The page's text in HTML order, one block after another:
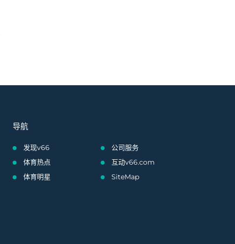
导航
发现v66
体育热点
体育明星
公司服务
互动v66.com
SiteMap